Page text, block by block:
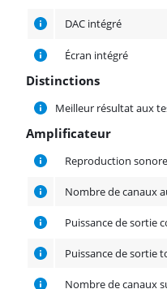
DAC intégré
Écran intégré
Distinctions
Distinctions
Meilleur résultat aux
Amplificateur
Amplificateur
Reproduction sonore
Nombre de canaux
Puissance de sortie
Puissance de sortie
Nombre de canaux